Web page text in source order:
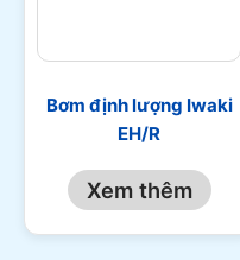
Bơm định lượng Iwaki
EH/R
Xem thêm